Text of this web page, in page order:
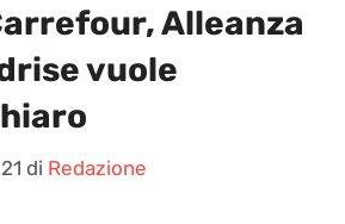
Alleanza
vuole
di Redazione